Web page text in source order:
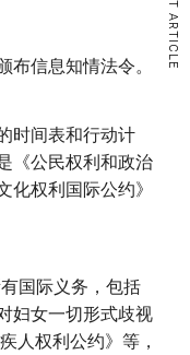
信息知情法令。
时间表和行动计
《公民权利和政治
权利国际公约》
国际义务，包括
妇女一切形式歧视
人权利公约》等，
NEXT ARTICLE